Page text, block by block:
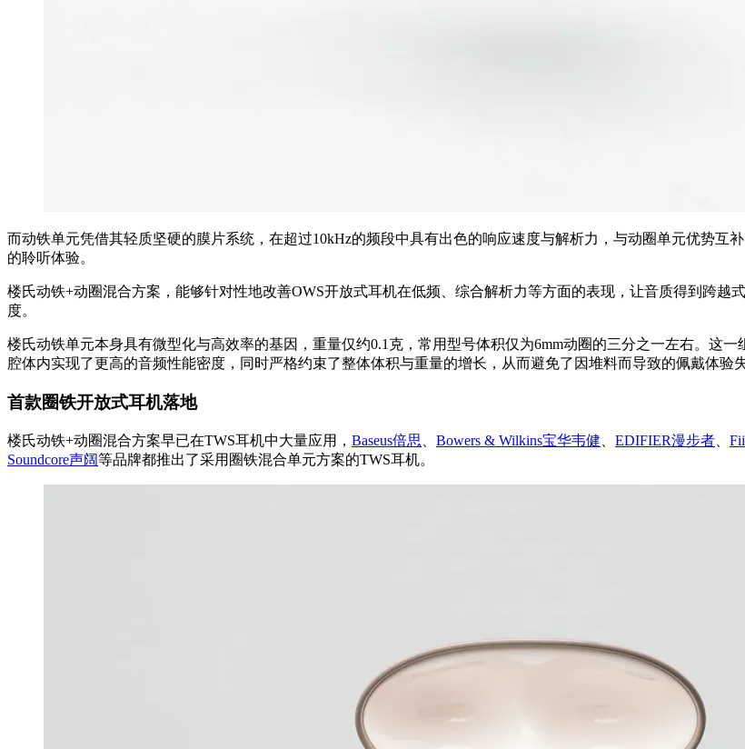
而动铁单元凭借其轻质坚硬的膜片系统，在超过10kHz的频段中具有出色的响应速度与解析力，与动圈单元优势互
的聆听体验。
楼氏动铁+动圈混合方案，能够针对性地改善OWS开放式耳机在低频、综合解析力等方面的表现，让音质得到跨越
度。
楼氏动铁单元本身具有微型化与高效率的基因，重量仅约0.1克，常用型号体积仅为6mm动圈的三分之一左右。
腔体内实现了更高的音频性能密度，同时严格约束了整体体积与重量的增长，从而避免了因堆料而导致的佩戴体验
首款圈铁开放式耳机落地
楼氏动铁+动圈混合方案早已在TWS耳机中大量应用， Baseus倍思 Bowers & Wilkins宝华韦健 EDIFIER漫步者
Soundcore声阔等品牌都推出了采用圈铁混合单元方案的TWS耳机。